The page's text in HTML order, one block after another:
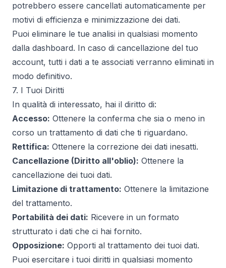
potrebbero essere cancellati automaticamente per
motivi di efficienza e minimizzazione dei dati.
Puoi eliminare le tue analisi in qualsiasi momento
dalla dashboard. In caso di cancellazione del tuo
account, tutti i dati a te associati verranno eliminati in
modo definitivo.
7. I Tuoi Diritti
In qualità di interessato, hai il diritto di:
Accesso: Ottenere la conferma che sia o meno in
corso un trattamento di dati che ti riguardano.
Rettifica: Ottenere la correzione dei dati inesatti.
Cancellazione (Diritto all'oblio): Ottenere la
cancellazione dei tuoi dati.
Limitazione di trattamento: Ottenere la limitazione
del trattamento.
Portabilità dei dati: Ricevere in un formato
strutturato i dati che ci hai fornito.
Opposizione: Opporti al trattamento dei tuoi dati.
Puoi esercitare i tuoi diritti in qualsiasi momento